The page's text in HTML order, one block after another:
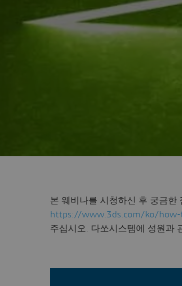
본 웨비나를 시청하신 후 궁금한
https://www.3ds.com/ko/how-
주십시오. 다쏘시스템에 성원과